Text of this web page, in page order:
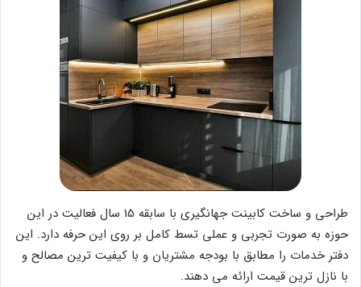
طراحی و ساخت کابینت جهانگیری با سابقه 15 سال فعالیت در این
حوزه به صورت تجربی و عملی تسط کامل بر روی این حرفه دارد. این
دفتر خدمات را مطابق با بودجه مشتریان و با کیفیت ترین مصالح و
با نازل ترین قیمت ارائه می دهند.